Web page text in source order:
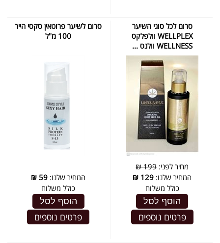
סרום לכל סוגי השיער
WELLPLEX וולפלקס
WELLNESS וולנס ...
מחיר לפני:199 ₪
המחיר שלנו: 129
₪
כולל משלוח
הוסף לסל
פרטים נוספים
סרום לשיער פרוטאין סקסי הייר
100 מ"ל
המחיר שלנו: 59
₪
כולל משלוח
הוסף לסל
פרטים נוספים